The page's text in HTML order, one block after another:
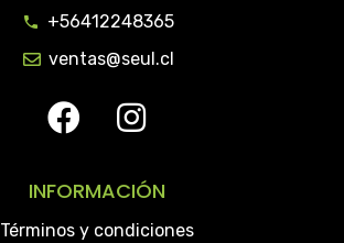
+56412248365
ventas@seul.cl
INFORMACIÓN
Términos y condiciones